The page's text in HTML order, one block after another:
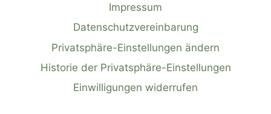
Impressum
Datenschutzvereinbarung
Privatsphäre-Einstellungen ändern
Historie der Privatsphäre-Einstellungen
Einwilligungen widerrufen